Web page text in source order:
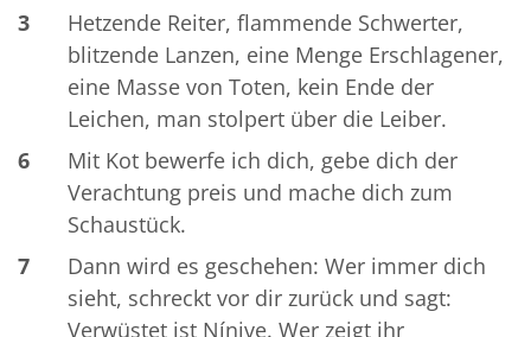
3
Hetzende Reiter, flammende Schwerter,
blitzende Lanzen, eine Menge Erschlagener,
eine Masse von Toten, kein Ende der
Leichen, man stolpert über die Leiber.
6
Mit Kot bewerfe ich dich, gebe dich der
Verachtung preis und mache dich zum
Schaustück.
7
Dann wird es geschehen: Wer immer dich
sieht, schreckt vor dir zurück und sagt:
Verwüstet ist Nínive. Wer zeigt ihr